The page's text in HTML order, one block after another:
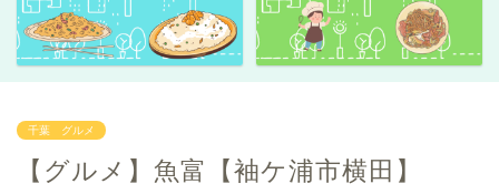
千葉 グルメ
【グルメ】魚富【袖ケ浦市横田】